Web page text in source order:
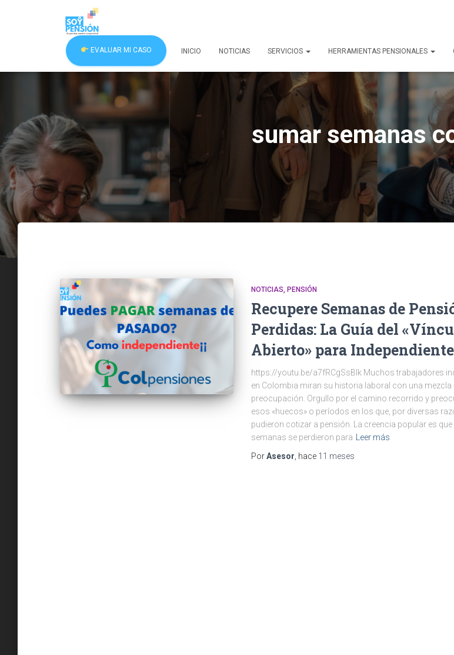
EVALUAR MI CASO INICIO NOTICIAS SERVICIOS HERRAMIENTAS PENSIONALES
sumar semanas
NOTICIAS PENSIÓN
Recupere Semanas de
Perdidas: La Guía del
Abierto» para
https://youtu.be/a7fRCgSsBlk Muchos trabajadores
en Colombia miran su historia laboral con una mezcla
preocupación. Orgullo por el camino recorrido y
esos «huecos» o períodos en los que, por diversas
pudieron cotizar a pensión. La creencia popular es que
semanas se perdieron para
Leer más
PorAsesor , hace 11 meses